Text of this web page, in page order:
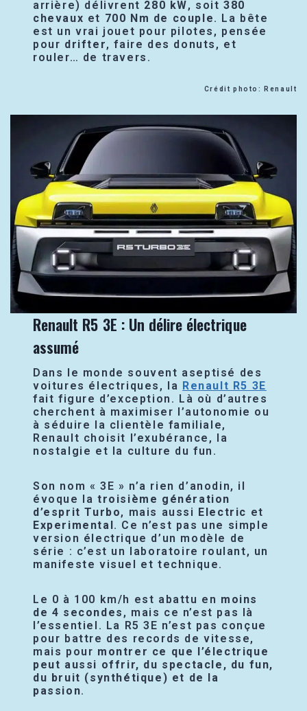
arrière) délivrent 280 kW, soit380
chevaux et 700 Nm de couple. La bête
est un vrai jouet pour pilotes, pensée
pour drifter, faire des donuts, et
rouler… de travers.
Crédit photo: Renault
Renault R5 3E : Un délire électrique
assumé
Dans le monde souvent aseptisé des
voitures électriques, la Renault R5 3E
fait figure d’exception. Là où d’autres
cherchent à maximiser l’autonomie ou
à séduire la clientèle familiale,
Renault choisit l’exubérance, la
nostalgie et la culture du fun.
Son nom « 3E » n’a rien d’anodin, il
évoque latroisième génération
d’esprit Turbo, mais aussi Electric et
Experimental . Ce n’est pas une simple
version électrique d’un modèle de
série : c’est un laboratoire roulant, un
manifeste visuel et technique.
Le 0 à 100 km/h est abattu en moins
de 4 secondes , mais ce n’est pas là
l’essentiel. La R5 3E n’est pas conçue
pour battre des records de vitesse,
mais pour montrer ce que l’électrique
peut aussi offrir, du spectacle, du fun,
du bruit (synthétique) et de la
passion.